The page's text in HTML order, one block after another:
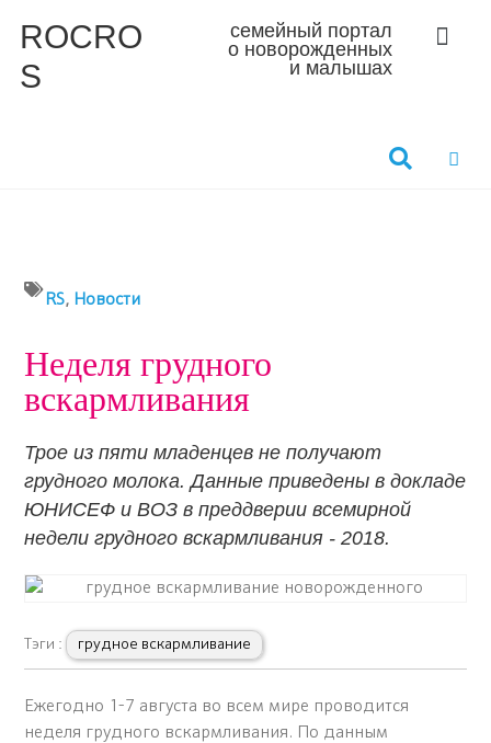
ROCRO
S
семейный портал
о новорожденных
и малышах
RS, Новости
Неделя грудного
вскармливания
Трое из пяти младенцев не получают
грудного молока. Данные приведены в докладе
ЮНИСЕФ и ВОЗ в преддверии всемирной
недели грудного вскармливания - 2018.
Тэги : грудное вскармливание
Ежегодно 1-7 августа во всем мире проводится
неделя грудного вскармливания. По данным